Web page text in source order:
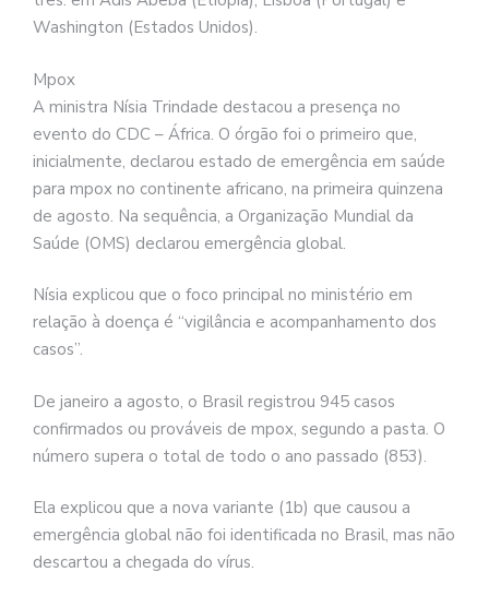
Washington (Estados Unidos).
Mpox
A ministra Nísia Trindade destacou a presença no
evento do CDC – África. O órgão foi o primeiro que,
inicialmente, declarou estado de emergência em saúde
para mpox no continente africano, na primeira quinzena
de agosto. Na sequência, a Organização Mundial da
Saúde (OMS) declarou emergência global.
Nísia explicou que o foco principal no ministério em
relação à doença é “vigilância e acompanhamento dos
casos”.
De janeiro a agosto, o Brasil registrou 945 casos
confirmados ou prováveis de mpox, segundo a pasta. O
número supera o total de todo o ano passado (853).
Ela explicou que a nova variante (1b) que causou a
emergência global não foi identificada no Brasil, mas não
descartou a chegada do vírus.